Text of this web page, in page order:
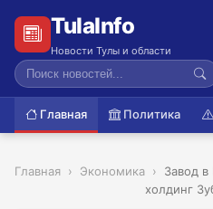
TulaInfo
Новости Тулы и области
Главная Политика
Главная Экономика
Завод
холдинг